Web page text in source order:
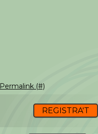
Permalink (#)
REGISTRA'T